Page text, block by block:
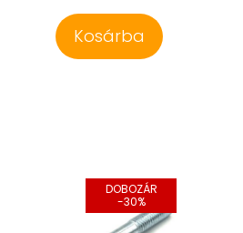
Kosárba
DOBOZÁR
-30%